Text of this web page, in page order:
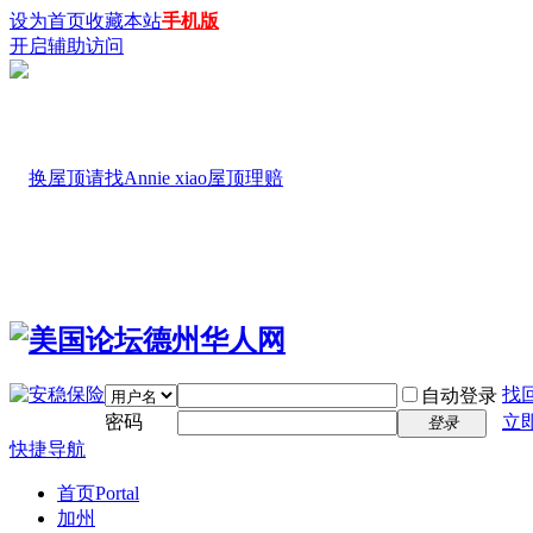
设为首页收藏本站手机版
开启辅助访问
自动登录 找
密码
登录
立
快捷导航
首页Portal
加州